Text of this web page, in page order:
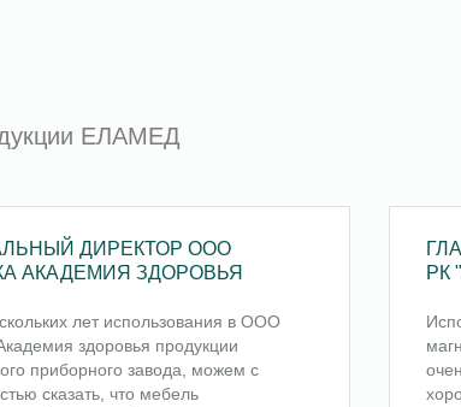
ЕЛАМЕД
ДИРЕКТОР ООО
АКАДЕМИЯ ЗДОРОВЬЯ
лет использования в ООО
здоровья продукции
приборного завода, можем с
сказать, что мебель
РК